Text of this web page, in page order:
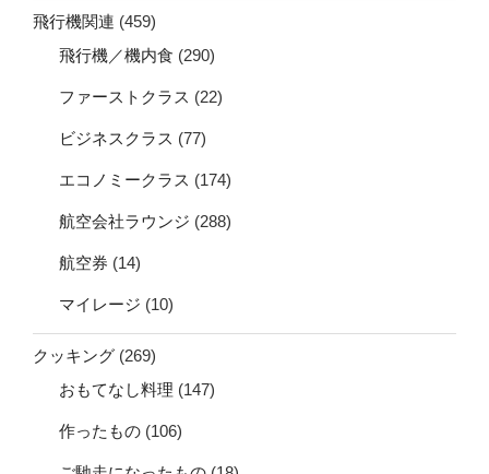
飛行機関連 (459)
飛行機／機内食 (290)
ファーストクラス (22)
ビジネスクラス (77)
エコノミークラス (174)
航空会社ラウンジ (288)
航空券 (14)
マイレージ (10)
クッキング (269)
おもてなし料理 (147)
作ったもの (106)